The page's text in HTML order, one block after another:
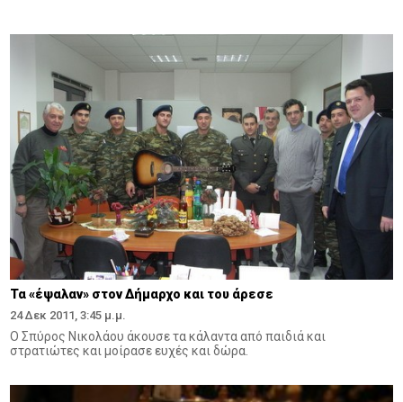
Τα «έψαλαν» στον Δήμαρχο και του άρεσε
24 Δεκ 2011, 3:45 μ.μ.
Ο Σπύρος Νικολάου άκουσε τα κάλαντα από παιδιά και
στρατιώτες και μοίρασε ευχές και δώρα.